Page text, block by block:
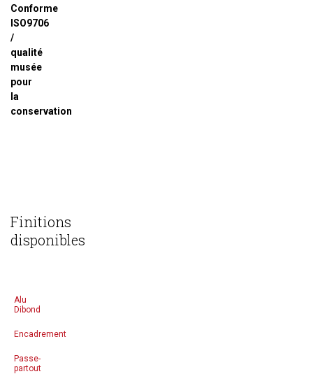
Conforme
ISO9706
/
qualité
musée
pour
la
conservation
Finitions
disponibles
Alu
Dibond
Encadrement
Passe-
partout